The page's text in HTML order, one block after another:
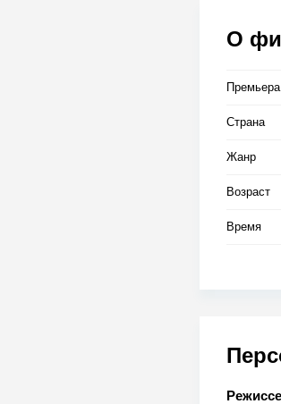
О
Страна
Жанр
Возраст
Время